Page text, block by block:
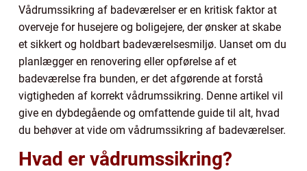
Vådrumssikring af badeværelser er en kritisk faktor at
overveje for husejere og boligejere, der ønsker at skabe
et sikkert og holdbart badeværelsesmiljø. Uanset om du
planlægger en renovering eller opførelse af et
badeværelse fra bunden, er det afgørende at forstå
vigtigheden af korrekt vådrumssikring. Denne artikel vil
give en dybdegående og omfattende guide til alt, hvad
du behøver at vide om vådrumssikring af badeværelser.
Hvad er vådrumssikring?